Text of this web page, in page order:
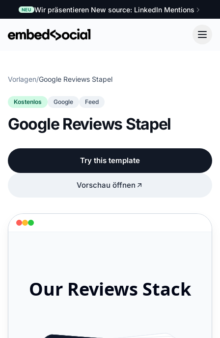
NEU Wir präsentieren New source: LinkedIn Mentions
Vorlagen/Google Reviews Stapel
Kostenlos Google Feed
Google Reviews Stapel
Try this template
Vorschau öffnen